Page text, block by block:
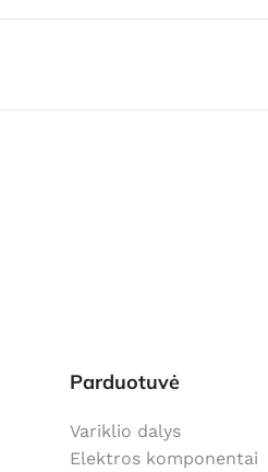
Parduotuvė
Variklio dalys
Elektros komponentai